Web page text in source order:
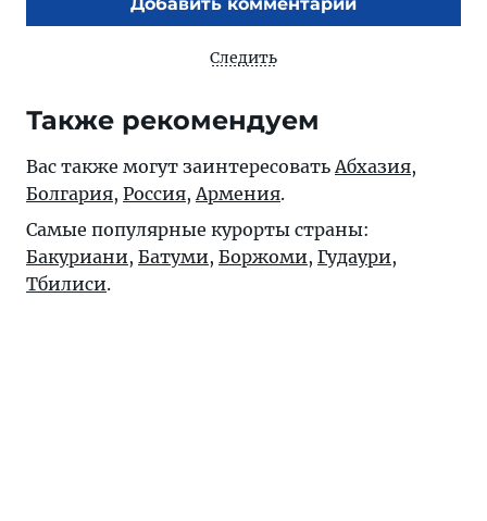
Следить
Также рекомендуем
Вас также могут заинтересовать Абхазия,
Болгария, Россия, Армения.
Самые популярные курорты страны:
Бакуриани, Батуми, Боржоми, Гудаури,
Тбилиси.